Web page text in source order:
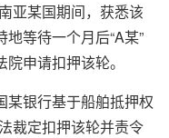
亚某国期间，获悉该
等待一个月后“A某”
申请扣押该轮。
银行基于船舶抵押权
裁定扣押该轮并责令